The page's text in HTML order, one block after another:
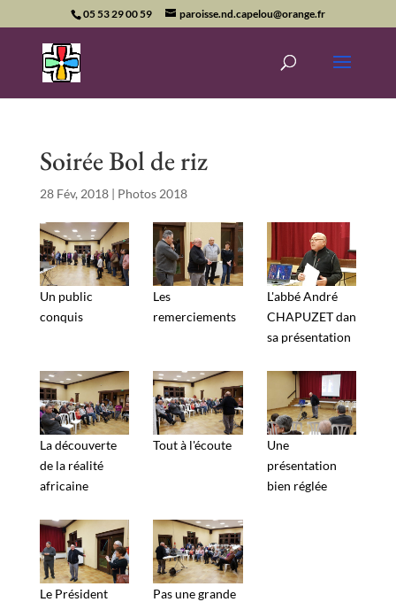
05 53 29 00 59 paroisse.nd.capelou@orange.fr
Soirée Bol de riz
28 Fév, 2018| Photos 2018
Un public
conquis
Les
remerciements
L'abbé André
CHAPUZET dan
sa présentation
La découverte
de la réalité
africaine
Tout à l'écoute
Une
présentation
bien réglée
Le Président
Pas une grande